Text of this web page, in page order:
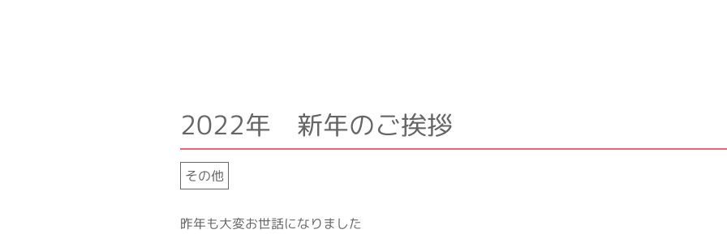
2022年 新年のご挨拶
その他
昨年も大変お世話になりました